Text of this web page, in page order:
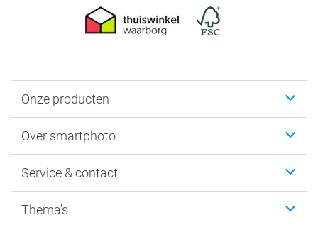
Onze producten
Fotoboeken
Fotocadeaus
Kaarten
Over smartphoto
Vacatures
Bestelproces
Service & contact
Tevredenheidsgarantie
Thema's